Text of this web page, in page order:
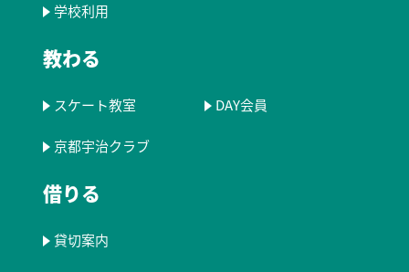
学校利用
教わる
スケート教室 DAY会員
京都宇治クラブ
借りる
貸切案内